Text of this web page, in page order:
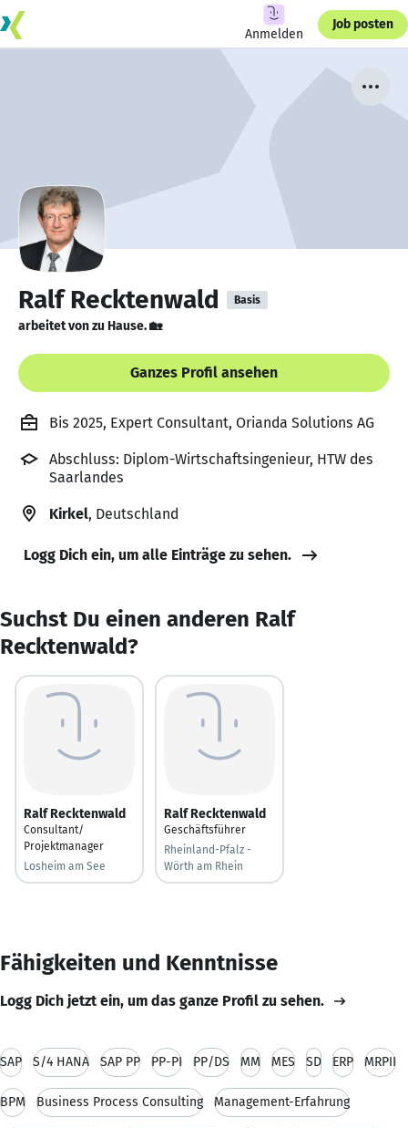
Anmelden
Job posten
Ralf Recktenwald Basis
arbeitet von zu Hause. 🏡
Ganzes Profil ansehen
Bis 2025, Expert Consultant, Orianda Solutions AG
Abschluss: Diplom-Wirtschaftsingenieur, HTW des
Saarlandes
Kirkel, Deutschland
Logg Dich ein, um alle Einträge zu sehen.
Suchst Du einen anderen Ralf
Recktenwald?
Ralf Recktenwald
Consultant/
Projektmanager
Losheim am See
Ralf Recktenwald
Geschäftsführer
Rheinland-Pfalz -
Wörth am Rhein
Fähigkeiten und Kenntnisse
Logg Dich jetzt ein, um das ganze Profil zu sehen.
SAP S/4 HANA SAP PP PP-PI PP/DS MM MES SD ERP MRPII
BPM Business Process Consulting Management-Erfahrung